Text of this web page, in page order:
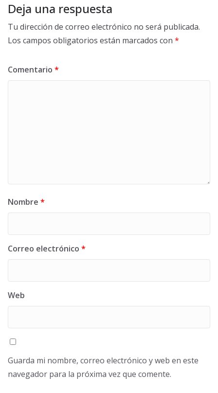
Deja una respuesta
Tu dirección de correo electrónico no será publicada.
Los campos obligatorios están marcados con *
Comentario *
Nombre *
Correo electrónico *
Web
Guarda mi nombre, correo electrónico y web en este
navegador para la próxima vez que comente.